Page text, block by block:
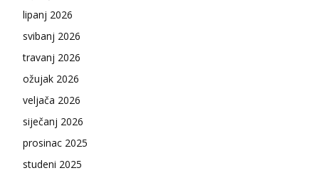
lipanj 2026
svibanj 2026
travanj 2026
ožujak 2026
veljača 2026
siječanj 2026
prosinac 2025
studeni 2025